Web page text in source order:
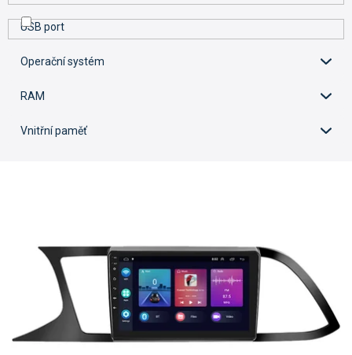
USB port
Operační systém
RAM
Vnitřní paměť
k